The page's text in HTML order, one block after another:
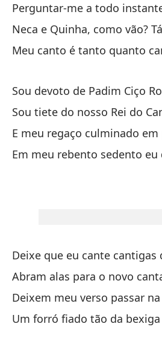
Perguntar-me a todo
Neca e Quinha, como vão?
Meu canto é tanto quanto
Sou devoto de Padim Ciço
Sou tiete do nosso Rei do
E meu regaço culminado
Em meu rebento sedento eu
Deixe que eu cante cantigas
Abram alas para o novo
Deixem meu verso passar
Um forró fiado tão da